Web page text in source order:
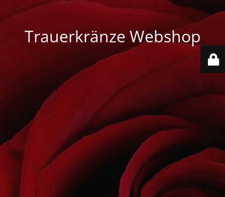
Trauerkränze Webshop